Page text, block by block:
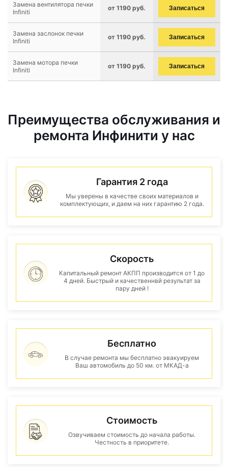
Замена вентилятора печки
Infiniti
от 1190 руб. Записаться
Замена заслонок печки
Infiniti
от 1190 руб. Записаться
Замена мотора печки
Infiniti
от 1190 руб. Записаться
Преимущества обслуживания и
ремонта Инфинити у нас
Гарантия 2 года
Мы уверены в качестве своих материалов и
комплектующих, и даем на них гарантию 2 года.
Скорость
Капитальный ремонт АКПП производится от 1 до
4 дней. Быстрый и качественнвй результат за
пару дней !
Бесплатно
В случае ремонта мы бесплатно эвакуируем
Ваш автомобиль до 50 км. от МКАД-а
Стоимость
Озвучиваем стоимость до начала работы.
Честность в приоритете.